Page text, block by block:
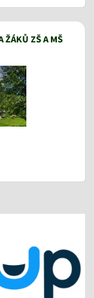
ŽÁKŮ ZŠ A MŠ